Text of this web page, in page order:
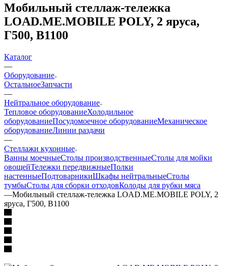
Мобильный стеллаж-тележка
LOAD.ME.MOBILE POLY, 2 яруса,
Г500, В1100
Каталог
—
Оборудование
ОстальноеЗапчасти
—
Нейтральное оборудование
Тепловое оборудованиеХолодильное
оборудованиеПосудомоечное оборудованиеМеханическое
оборудованиеЛинии раздачи
—
Стеллажи кухонные
Ванны моечныеСтолы производственныеСтолы для мойки
овощейТележки передвижныеПолки
настенныеПодтоварникиШкафы нейтральныеСтолы
тумбыСтолы для сборки отходовКолоды для рубки мяса
—Мобильный стеллаж-тележка LOAD.ME.MOBILE POLY, 2
яруса, Г500, В1100